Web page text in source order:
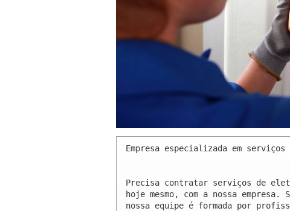
Empresa especializada em
Precisa contratar serviços de
hoje mesmo, com a nossa
nossa equipe é formada por